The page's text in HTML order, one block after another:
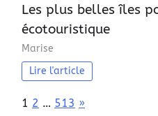
Les plus belles îles
écotouristique
Marise
Lire l'article
Page:
1 2 … 513 Next
»